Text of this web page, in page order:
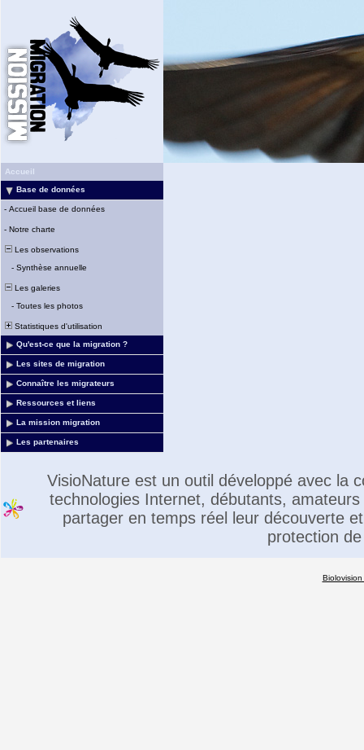
Accueil
Base de données
- Accueil base de données
- Notre charte
Les observations
- Synthèse annuelle
Les galeries
- Toutes les photos
Statistiques d'utilisation
Qu'est-ce que la migration ?
Les sites de migration
Connaître les migrateurs
Ressources et liens
La mission migration
Les partenaires
VisioNature est un outil développé avec la
technologies Internet, débutants,
partager en temps réel leur découverte
protection
Biolovision